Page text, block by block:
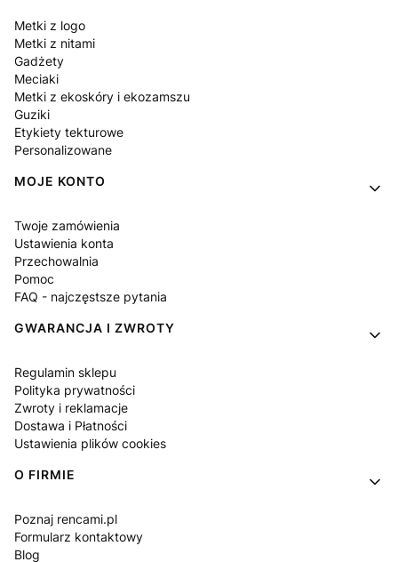
Metki z logo
Metki z nitami
Gadżety
Meciaki
Metki z ekoskóry i ekozamszu
Guziki
Etykiety tekturowe
Personalizowane
MOJE KONTO
Twoje zamówienia
Ustawienia konta
Przechowalnia
Pomoc
FAQ - najczęstsze pytania
GWARANCJA I ZWROTY
Regulamin sklepu
Polityka prywatności
Zwroty i reklamacje
Dostawa i Płatności
Ustawienia plików cookies
O FIRMIE
Poznaj rencami.pl
Formularz kontaktowy
Blog